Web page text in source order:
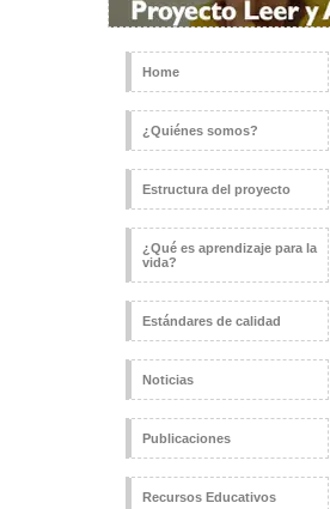
Home
¿Quiénes somos?
Estructura del proyecto
¿Qué es aprendizaje para la
vida?
Estándares de calidad
Noticias
Publicaciones
Recursos Educativos